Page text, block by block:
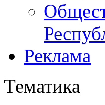
Реклама
Тематика